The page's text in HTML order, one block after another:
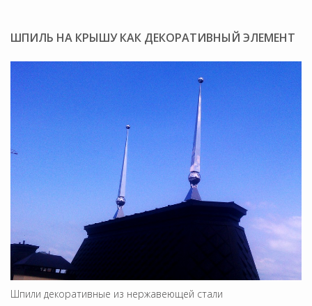
ШПИЛЬ НА КРЫШУ КАК ДЕКОРАТИВНЫЙ ЭЛЕМЕНТ
Шпили декоративные из нержавеющей стали